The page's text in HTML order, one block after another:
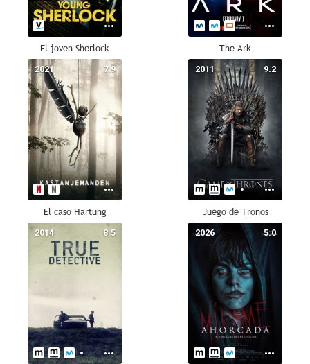
El joven Sherlock The Ark
7.9
2021
El caso Hartung
9.2
2011
Juego de Tronos
8.5
2014 5.0
2026